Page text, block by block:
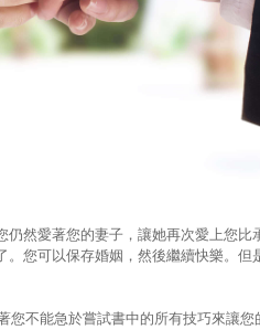
然愛著您的妻子，讓她再次愛上您比
您可以保存婚姻，然後繼續快樂。但
不能急於嘗試書中的所有技巧來讓您